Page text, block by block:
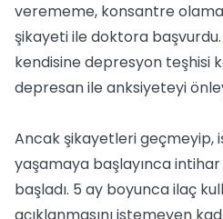
verememe, konsantre
şikayeti ile doktora
kendisine depresyon teşhisi
depresan ile anksiyeteyi
Ancak şikayetleri geçmeyip,
yaşamaya başlayınca
başladı. 5 ay boyunca ilaç